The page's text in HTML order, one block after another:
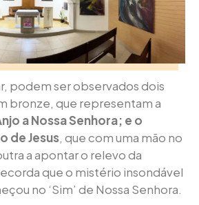
podem ser observados dois
bronze, que representam a
a Nossa Senhora; e o
de Jesus, que com uma mão no
a apontar o relevo da
que o mistério insondável
no ‘Sim’ de Nossa Senhora.